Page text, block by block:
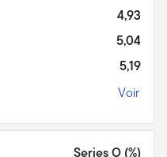
4,93
5,04
5,19
Voir
Series O (%)